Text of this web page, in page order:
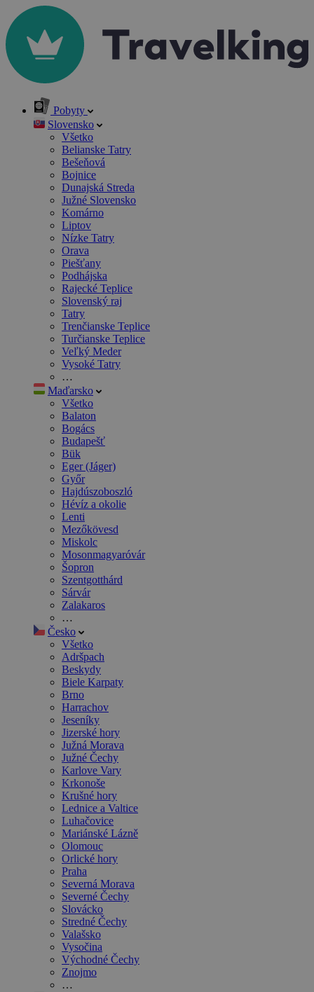
Pobyty
Slovensko
Všetko
Belianske Tatry
Bešeňová
Bojnice
Dunajská Streda
Južné Slovensko
Komárno
Liptov
Nízke Tatry
Orava
Piešťany
Podhájska
Rajecké Teplice
Slovenský raj
Tatry
Trenčianske Teplice
Turčianske Teplice
Veľký Meder
Vysoké Tatry
…
Maďarsko
Všetko
Balaton
Bogács
Budapešť
Bük
Eger (Jáger)
Győr
Hajdúszoboszló
Hévíz a okolie
Lenti
Mezőkövesd
Miskolc
Mosonmagyaróvár
Šopron
Szentgotthárd
Sárvár
Zalakaros
…
Česko
Všetko
Adršpach
Beskydy
Biele Karpaty
Brno
Harrachov
Jeseníky
Jizerské hory
Južná Morava
Južné Čechy
Karlove Vary
Krkonoše
Krušné hory
Lednice a Valtice
Luhačovice
Mariánské Lázně
Olomouc
Orlické hory
Praha
Severná Morava
Severné Čechy
Slovácko
Stredné Čechy
Valašsko
Vysočina
Východné Čechy
Znojmo
…